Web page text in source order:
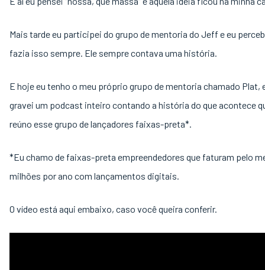
Mais tarde eu participei do grupo de mentoria do Jeff e eu
fazia isso sempre. Ele sempre contava uma história.
E hoje eu tenho o meu próprio grupo de mentoria chamado Plat,
gravei um podcast inteiro contando a história do que acontece
reúno esse grupo de lançadores faixas-preta*.
*Eu chamo de faixas-preta empreendedores que faturam pelo
milhões por ano com lançamentos digitais.
O vídeo está aqui embaixo, caso você queira conferir.